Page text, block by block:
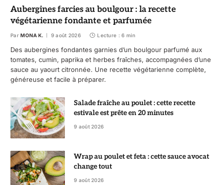
Aubergines farcies au boulgour : la recette
végétarienne fondante et parfumée
Par MONA K. 9 août 2026 Lecture : 6 min
Des aubergines fondantes garnies d’un boulgour parfumé aux
tomates, cumin, paprika et herbes fraîches, accompagnées d’une
sauce au yaourt citronnée. Une recette végétarienne complète,
généreuse et facile à préparer.
Salade fraîche au poulet : cette recette
estivale est prête en 20 minutes
9 août 2026
Wrap au poulet et feta : cette sauce avocat
change tout
9 août 2026